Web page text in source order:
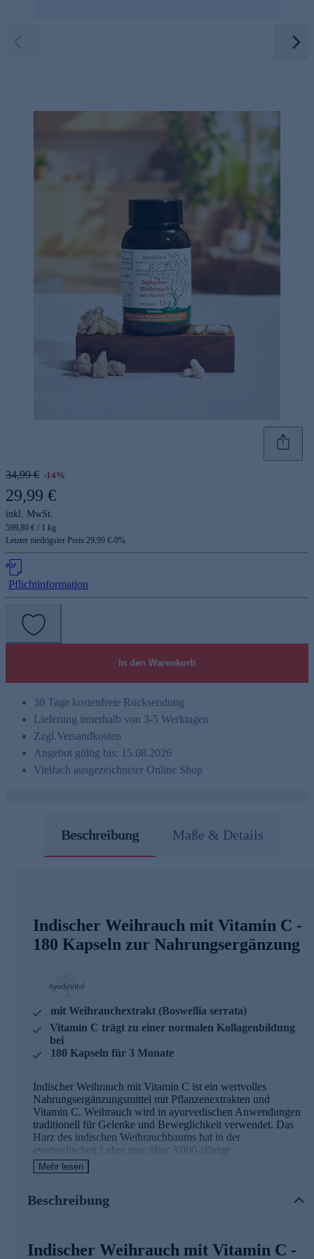
34,99 € -14%
29,99 €
inkl. MwSt.
599,80 € / 1 kg
Letzter niedrigster Preis:29,99 €-0%
Pflichtinformation
In den Warenkorb
30 Tage kostenfreie Rücksendung
Lieferung innerhalb von 3-5 Werktagen
Zzgl.Versandkosten
Angebot gültig bis: 15.08.2026
Vielfach ausgezeichneter Online Shop
Beschreibung Maße & Details
Indischer Weihrauch mit Vitamin C -
180 Kapseln zur Nahrungsergänzung
mit Weihrauchextrakt (Boswellia serrata)
Vitamin C trägt zu einer normalen Kollagenbildung
bei
180 Kapseln für 3 Monate
Indischer Weihrauch mit Vitamin C ist ein wertvolles
Nahrungsergänzungsmittel mit Pflanzenextrakten und
Vitamin C. Weihrauch wird in ayurvedischen Anwendungen
traditionell für Gelenke und Beweglichkeit verwendet. Das
Harz des indischen Weihrauchbaums hat in der
ayurvedischen Lehre eine über 3.000-jährige
Dokumentation.
Indischer Weihrauch mit Vitamin C - Zutaten
und Wirkstoffe
Tagesdosis, standardisiert auf Boswelliasäuren
Mehr lesen
Beschreibung
Indischer Weihrauch mit Vitamin C -